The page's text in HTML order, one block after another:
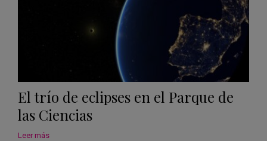
El trío de eclipses en el Parque de
las Ciencias
Leer más